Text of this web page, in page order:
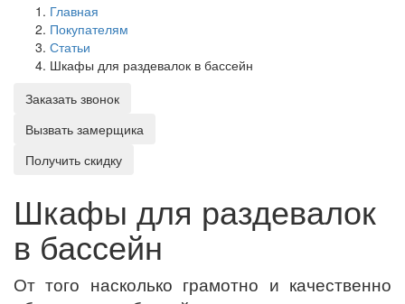
Главная
Покупателям
Статьи
Шкафы для раздевалок в бассейн
Заказать звонок
Вызвать замерщика
Получить скидку
Шкафы для раздевалок
в бассейн
От того насколько грамотно и качественно